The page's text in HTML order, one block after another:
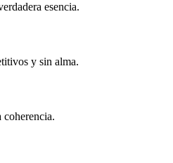
esencia.
y sin alma.
coherencia.